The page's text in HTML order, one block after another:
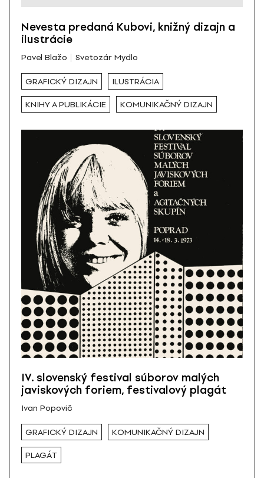
Nevesta predaná Kubovi, knižný dizajn a
ilustrácie
Pavel Blažo Svetozár Mydlo
GRAFICKÝ DIZAJN ILUSTRÁCIA
KNIHY A PUBLIKÁCIE KOMUNIKAČNÝ DIZAJN
IV. slovenský festival súborov malých
javiskových foriem, festivalový plagát
Ivan Popovič
GRAFICKÝ DIZAJN KOMUNIKAČNÝ DIZAJN
PLAGÁT